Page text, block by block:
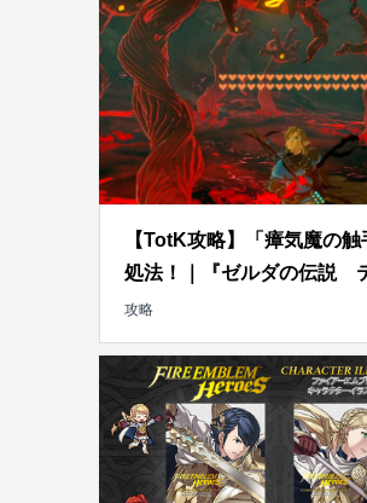
【TotK攻略】「瘴気魔の触
処法！｜『ゼルダの伝説
攻略